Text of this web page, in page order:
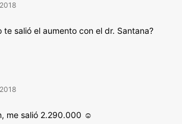
te salió el aumento con el dr. Santana?
me salió 2.290.000 ☺️